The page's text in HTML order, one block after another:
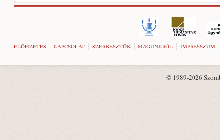
ELŐFIZETÉS KAPCSOLAT SZERKESZTŐK MAGUNKRÓL IMPRESSZUM
© 1989-2026